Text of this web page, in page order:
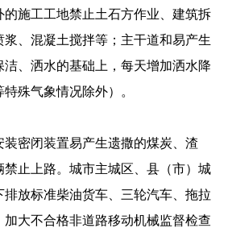
的施工工地禁止土石方作业、建筑拆
浆、混凝土搅拌等；主干道和易产生
、洒水的基础上，每天增加洒水降
殊气象情况除外）。
密闭装置易产生遗撒的煤炭、渣
禁止上路。城市主城区、县（市）城
排放标准柴油货车、三轮汽车、拖拉
大不合格非道路移动机械监督检查